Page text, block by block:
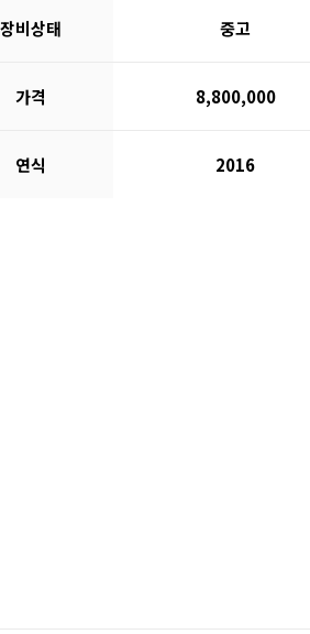
장비상태 중고
가격 8,800,000
연식 2016